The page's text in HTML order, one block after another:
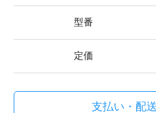
型番
定価
支払い・配